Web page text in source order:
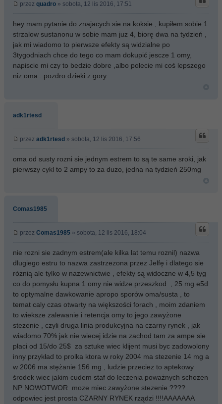
przez quadro » sobota, 12 lis 2016, 17:51
hey mam pytanie do znajacych sie na koksie , kupiłem sobie 1
strzalow sustanonu w sobie mam juz 4, biorę dwa na tydzień ,
jak mi wiadomo to pierwsze efekty są widzialne po
3tygodniach chce do tego co mam dokupić jescze 1 omy,
napiscie mi czy to bedzie dobre ,albo polecie mi coś lepszego
niz oma . pozdro dzieki z gory
adk1rtesd
przez adk1rtesd » sobota, 12 lis 2016, 17:56
oma od susty rozni sie jednym estrem to są te same sroki, jak
pierwszy cykl to 2 ampy to za duzo, jedna na tydzień 250mg
Comas1985
przez Comas1985 » sobota, 12 lis 2016, 18:04
nie rozni sie zadnym estrem(ale kilka lat temu roznil) nazwa
dlugiego estru to nazwa zastrzezona przez Jelfę i dlatego sie
różnią ale tylko w nazewnictwie , efekty są widoczne w 4,5 tyg
co do pomysłu kupna 1 omy nie widze przeszkod , 25 mg e5d
to optymalne dawkowanie apropo sporów oma/susta , to
temat caly czas otwarty na większości forach , moim zdaniem
to wieksze zalewanie i retencja omy to jego zawyżone
stezenie , czyli druga linia produkcyjna na czarny rynek , jak
wiadomo 70% jak nie wiecej idzie na zachod tam za ampe sie
płaci od 15/do 25$ za sztuke wiec klijent musi byc zadowolony
inny przykład to prolka ktora w roky 2004 ma stezenie 14 mg a
w 2006 ma stężanie 156 mg , ludzie przeciez to aptekowy
środek wiec jakim cudem staf do leczenia poważnych schozen
NP NOWOTWOR moze miec zawyżone stezenie ????
odpowiec jest prosta CZARNY RYNEK rządzi !!!!AAAAAAA